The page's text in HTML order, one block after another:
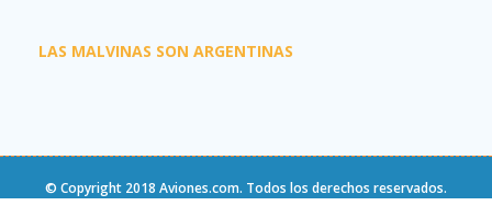
LAS MALVINAS SON ARGENTINAS
© Copyright 2018 Aviones.com. Todos los derechos reservados.